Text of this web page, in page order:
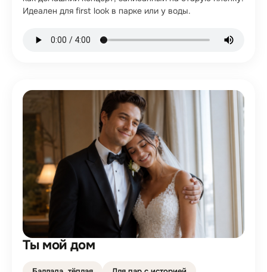
Идеален для first look в парке или у воды.
Ты мой дом